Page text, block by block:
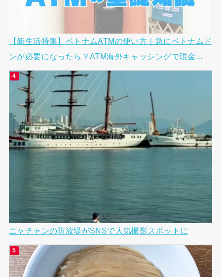
【新生活特集】ベトナムATMの使い方｜急にベトナムド
ンが必要になったら？ATM海外キャッシングで現金...
ニャチャンの防波堤がSNSで人気撮影スポットに